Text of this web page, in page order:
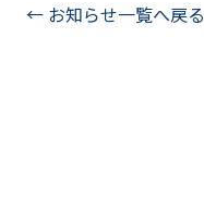
← お知らせ一覧へ戻る